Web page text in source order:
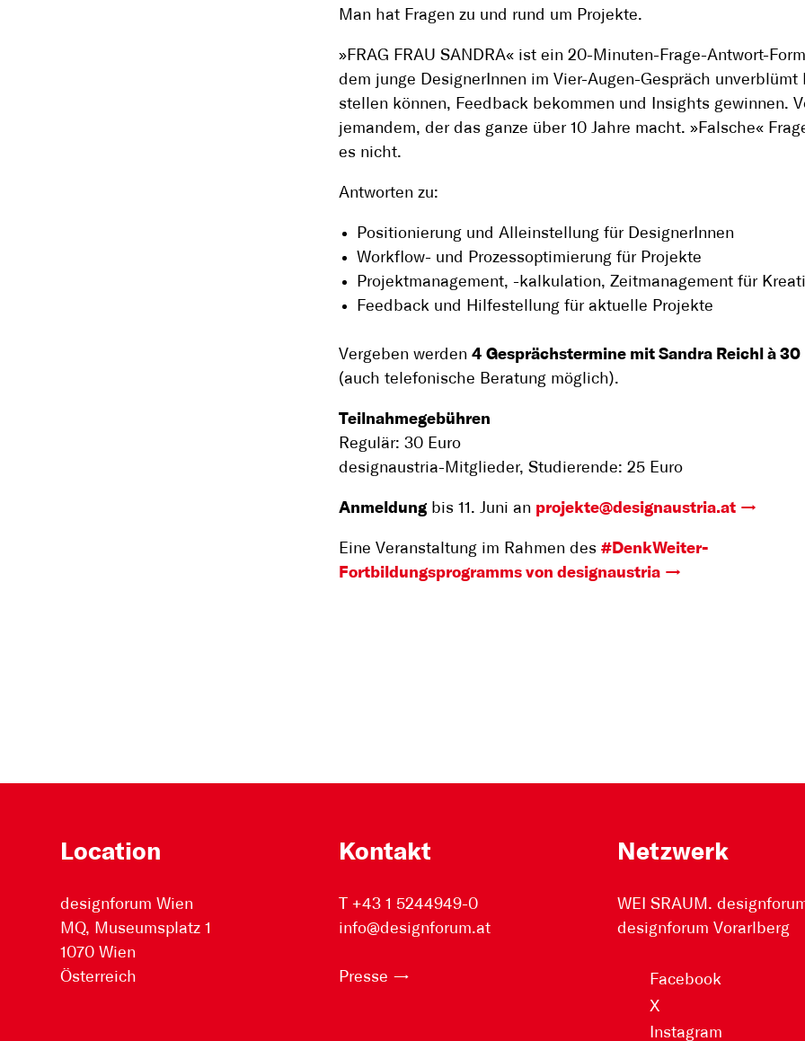
Man hat Fragen zu und rund um Projekte.
»FRAG FRAU SANDRA« ist ein 20-Minuten-Frage-Antwort-
dem junge DesignerInnen im Vier-Augen-Gespräch unverblümt
stellen können, Feedback bekommen und Insights gewinnen.
jemandem, der das ganze über 10 Jahre macht. »Falsche«
es nicht.
Antworten zu:
Positionierung und Alleinstellung für DesignerInnen
Workflow- und Prozessoptimierung für Projekte
Projektmanagement, -kalkulation, Zeitmanagement für
Feedback und Hilfestellung für aktuelle Projekte
Vergeben werden 4 Gesprächstermine mit Sandra Reichl à
(auch telefonische Beratung möglich).
Teilnahmegebühren
Regulär: 30 Euro
designaustria-Mitglieder, Studierende: 25 Euro
Anmeldungbis 11. Juni an projekte@designaustria.at
Eine Veranstaltung im Rahmen des #DenkWeiter-
Fortbildungsprogramms von designaustria
Location
designforum Wien
MQ, Museumsplatz 1
1070 Wien
Österreich
Kontakt
T +43 1 5244949-0
info@designforum.at
Presse
Netzwerk
WEI SRAUM.
designforum Vorarlberg
Facebook
X
Instagram